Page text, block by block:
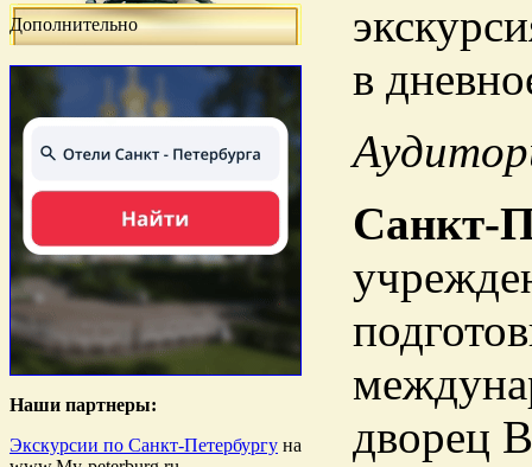
Дополнительно
Наши партнеры:
Экскурсии по Санкт-Петербургу на
в
Санкт-
дворец